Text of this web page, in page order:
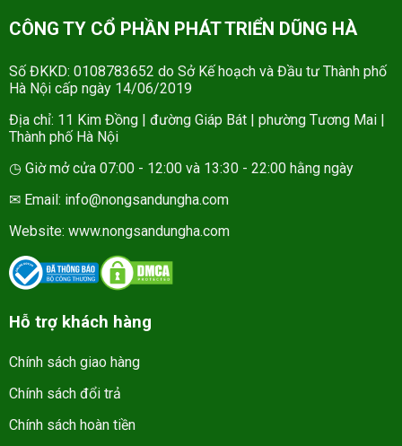
CÔNG TY CỔ PHẦN PHÁT TRIỂN DŨNG HÀ
Số ĐKKD: 0108783652 do Sở Kế hoạch và Đầu tư Thành phố
Hà Nội cấp ngày 14/06/2019
Địa chỉ: 11 Kim Đồng | đường Giáp Bát | phường Tương Mai |
Thành phố Hà Nội
◷ Giờ mở cửa 07:00 - 12:00 và 13:30 - 22:00 hằng ngày
✉ Email: info@nongsandungha.com
Website: www.nongsandungha.com
Hỗ trợ khách hàng
Chính sách giao hàng
Chính sách đổi trả
Chính sách hoàn tiền